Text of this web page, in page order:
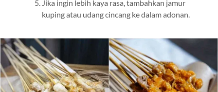
Jika ingin lebih kaya rasa, tambahkan jamur
kuping atau udang cincang ke dalam adonan.